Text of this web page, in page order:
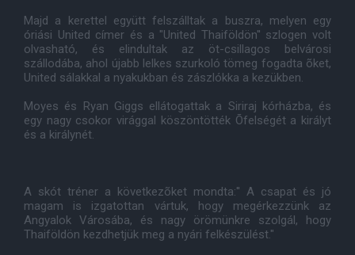
Majd a kerettel együtt felszálltak a buszra, melyen egy
óriási United címer és a "United Thaiföldön'' szlogen volt
olvasható, és elindultak az öt-csillagos belvárosi
szállodába, ahol újabb lelkes szurkoló tömeg fogadta õket,
United sálakkal a nyakukban és zászlókka a kezükben.
Moyes és Ryan Giggs ellátogattak a Siriraj kórházba, és
egy nagy csokor virággal köszöntötték Õfelségét a királyt
és a királynét.
A skót tréner a következõket mondta:'' A csapat és jó
magam is izgatottan vártuk, hogy megérkezzünk az
Angyalok Városába, és nagy örömünkre szolgál, hogy
Thaiföldön kezdhetjük meg a nyári felkészülést."